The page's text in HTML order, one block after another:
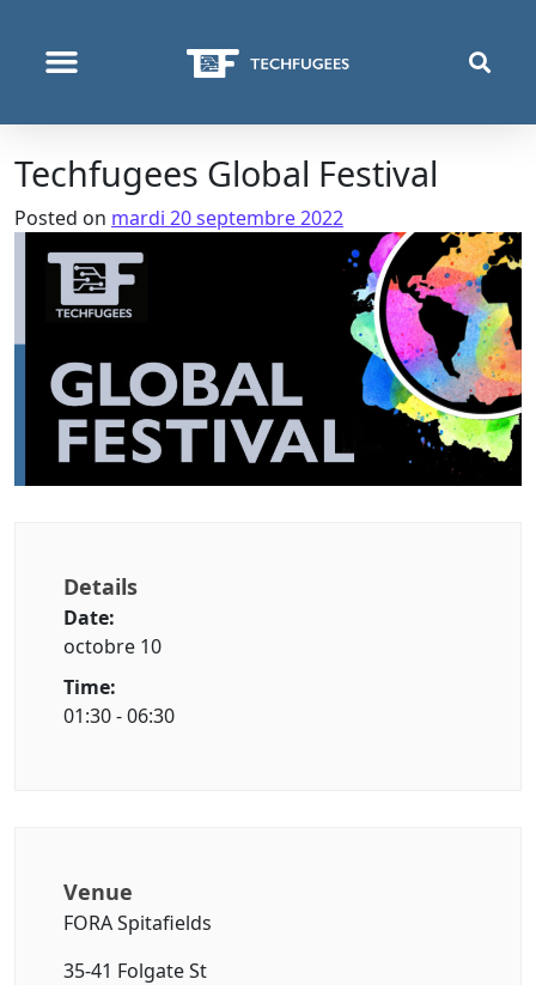
Techfugees Global Festival
Posted on mardi 20 septembre 2022
Details
Date:
octobre 10
Time:
01:30 - 06:30
Venue
FORA Spitafields
35-41 Folgate St